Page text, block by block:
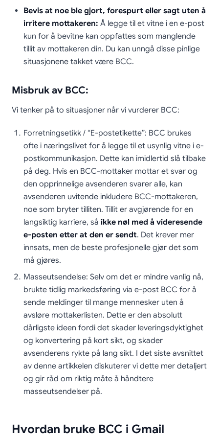
Bevis at noe ble gjort, forespurt eller sagt uten å
irritere mottakeren: Å legge til et vitne i en e-post
kun for å bevitne kan oppfattes som manglende
tillit av mottakeren din. Du kan unngå disse pinlige
situasjonene takket være BCC.
Misbruk av BCC:
Vi tenker på to situasjoner når vi vurderer BCC:
Forretningsetikk / “E-postetikette”: BCC brukes
ofte i næringslivet for å legge til et usynlig vitne i e-
postkommunikasjon. Dette kan imidlertid slå tilbake
på deg. Hvis en BCC-mottaker mottar et svar og
den opprinnelige avsenderen svarer alle, kan
avsenderen uvitende inkludere BCC-mottakeren,
noe som bryter tilliten. Tillit er avgjørende for en
langsiktig karriere, så ikke nøl med å videresende
e-posten etter at den er sendt. Det krever mer
innsats, men de beste profesjonelle gjør det som
må gjøres.
Masseutsendelse: Selv om det er mindre vanlig nå,
brukte tidlig markedsføring via e-post BCC for å
sende meldinger til mange mennesker uten å
avsløre mottakerlisten. Dette er den absolutt
dårligste ideen fordi det skader leveringsdyktighet
og konvertering på kort sikt, og skader
avsenderens rykte på lang sikt. I det siste avsnittet
av denne artikkelen diskuterer vi dette mer detaljert
og gir råd om riktig måte å håndtere
masseutsendelser på.
Hvordan bruke BCC i Gmail